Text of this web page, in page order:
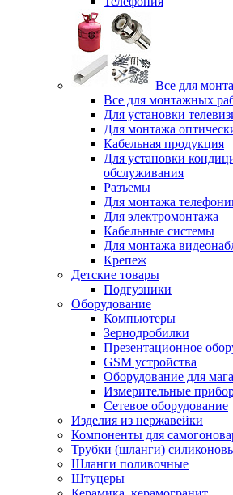
Все для
Все для монтажных
Для установки
Для монтажа
Кабельная продукция
Для установки
обслуживания
Разъемы
Для монтажа
Для электромонтажа
Кабельные системы
Для монтажа
Крепеж
Детские товары
Подгузники
Оборудование
Компьютеры
Зернодробилки
Презентационное
GSM устройства
Оборудование для
Измерительные
Сетевое оборудование
Изделия из нержавейки
Компоненты для
Трубки (шланги)
Шланги поливочные
Штуцеры